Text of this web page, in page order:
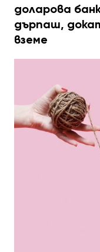
доларова
дърпаш,
вземе